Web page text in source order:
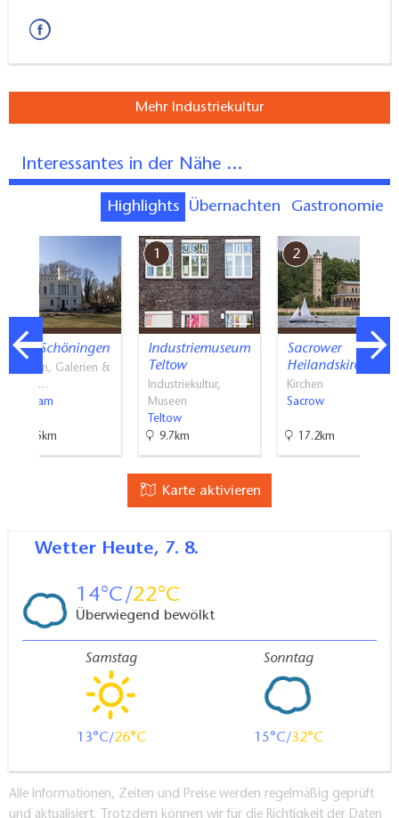
Mehr Industriekultur
Interessantes in der Nähe ...
Highlights Übernachten Gastronomie
Villa Schöningen
Museen, Galerien &
Atelie…
Potsdam
18.5km
1
Industriemuseum
Teltow
Industriekultur,
Museen
Teltow
9.7km
2
Sacrower
Heilandskirche
Kirchen
Sacrow
17.2km
Karte aktivieren
Wetter Heute, 7. 8.
14 22
Überwiegend bewölkt
Samstag
13 26
Sonntag
15 32
Alle Informationen, Zeiten und Preise werden regelmäßig geprüft
und aktualisiert. Trotzdem können wir für die Richtigkeit der Daten